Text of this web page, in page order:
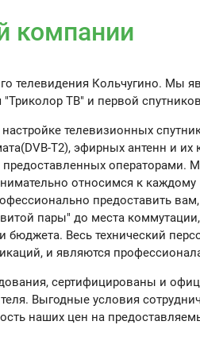
компании
телевидения Кольчугино.
ТВ" и первой
телевизионных
T2), эфирных антенн и
относимся к
предоставить
пары" до места
бюджета. Весь технический
и являются
сертифицированы и
Выгодные условия
наших цен на